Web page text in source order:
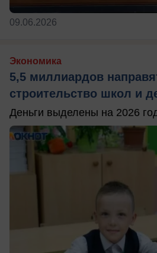
09.06.2026
Экономика
5,5 миллиардов
строительство школ и
Деньги выделены на 2026